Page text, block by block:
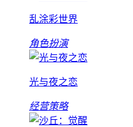
乱涂彩世界
角色扮演
光与夜之恋
经营策略